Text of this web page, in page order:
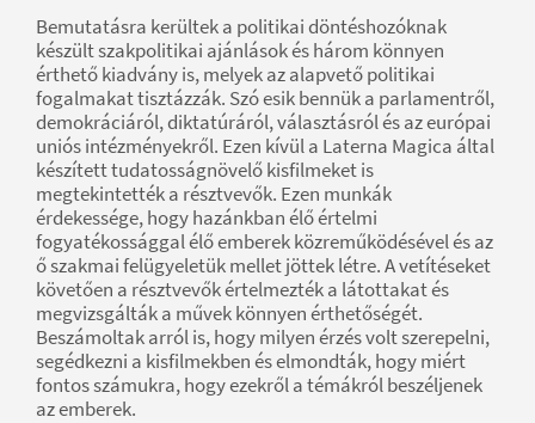
Bemutatásra kerültek a politikai döntéshozóknak
készült szakpolitikai ajánlások és három könnyen
érthető kiadvány is, melyek az alapvető politikai
fogalmakat tisztázzák. Szó esik bennük a parlamentről,
demokráciáról, diktatúráról, választásról és az európai
uniós intézményekről. Ezen kívül a Laterna Magica által
készített tudatosságnövelő kisfilmeket is
megtekintették a résztvevők. Ezen munkák
érdekessége, hogy hazánkban élő értelmi
fogyatékossággal élő emberek közreműködésével és az
ő szakmai felügyeletük mellet jöttek létre. A vetítéseket
követően a résztvevők értelmezték a látottakat és
megvizsgálták a művek könnyen érthetőségét.
Beszámoltak arról is, hogy milyen érzés volt szerepelni,
segédkezni a kisfilmekben és elmondták, hogy miért
fontos számukra, hogy ezekről a témákról beszéljenek
az emberek.